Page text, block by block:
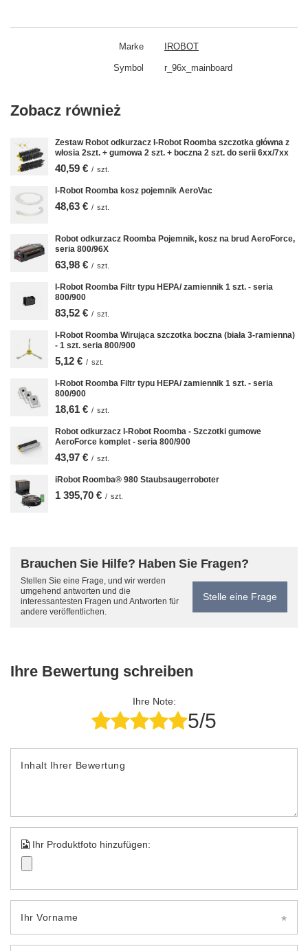
Marke IROBOT
Symbol r_96x_mainboard
Zobacz również
Zestaw Robot odkurzacz I-Robot Roomba szczotka główna z
włosia 2szt. + gumowa 2 szt. + boczna 2 szt. do serii 6xx/7xx
40,59 € / szt.
I-Robot Roomba kosz pojemnik AeroVac
48,63 € / szt.
Robot odkurzacz Roomba Pojemnik, kosz na brud AeroForce,
seria 800/96X
63,98 € / szt.
I-Robot Roomba Filtr typu HEPA/ zamiennik 1 szt. - seria
800/900
83,52 € / szt.
I-Robot Roomba Wirująca szczotka boczna (biała 3-ramienna)
- 1 szt. seria 800/900
5,12 € / szt.
I-Robot Roomba Filtr typu HEPA/ zamiennik 1 szt. - seria
800/900
18,61 € / szt.
Robot odkurzacz I-Robot Roomba - Szczotki gumowe
AeroForce komplet - seria 800/900
43,97 € / szt.
iRobot Roomba® 980 Staubsaugerroboter
1 395,70 € / szt.
Brauchen Sie Hilfe? Haben Sie Fragen?
Stellen Sie eine Frage, und wir werden
umgehend antworten und die
interessantesten Fragen und Antworten für
andere veröffentlichen.
Stelle eine Frage
Ihre Bewertung schreiben
Ihre Note:
5/5
Inhalt Ihrer Bewertung
Ihr Produktfoto hinzufügen:
Ihr Vorname